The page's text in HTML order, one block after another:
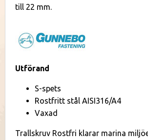
till 22 mm.
Utförand
S-spets
Rostfritt stål AISI316/A4
Vaxad
Trallskruv Rostfri klarar marina